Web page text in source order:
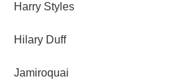
Harry Styles
Hilary Duff
Jamiroquai